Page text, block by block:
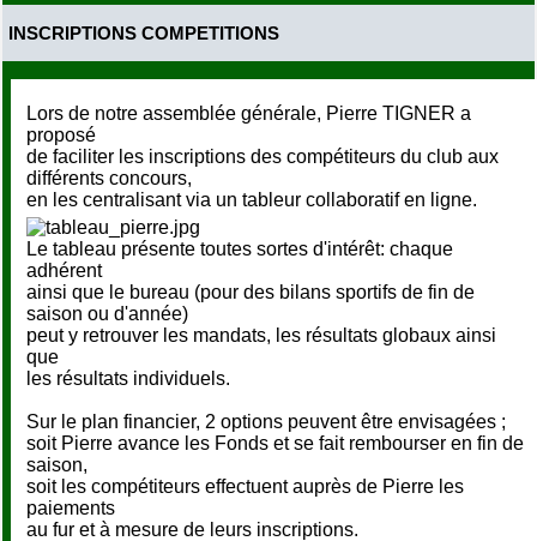
INSCRIPTIONS COMPETITIONS
Lors de notre assemblée générale, Pierre TIGNER a
proposé
de faciliter les inscriptions des compétiteurs du club aux
différents concours,
en les centralisant via un tableur collaboratif en ligne.
Le tableau présente toutes sortes d'intérêt: chaque
adhérent
ainsi que le bureau (pour des bilans sportifs de fin de
saison ou d'année)
peut y retrouver les mandats, les résultats globaux ainsi
que
les résultats individuels.
Sur le plan financier, 2 options peuvent être envisagées ;
soit Pierre avance les Fonds et se fait rembourser en fin de
saison,
soit les compétiteurs effectuent auprès de Pierre les
paiements
au fur et à mesure de leurs inscriptions.